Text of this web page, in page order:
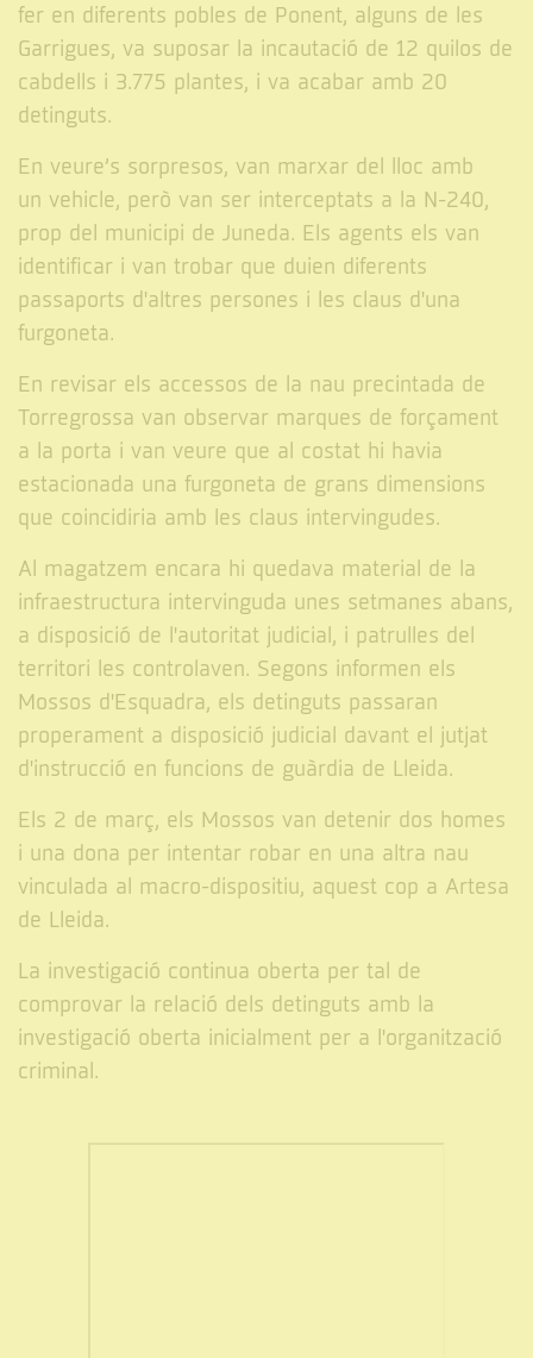
fer en diferents pobles de Ponent, alguns de les
Garrigues, va suposar la incautació de 12 quilos de
cabdells i 3.775 plantes, i va acabar amb 20
detinguts.
En veure’s sorpresos, van marxar del lloc amb
un vehicle, però van ser interceptats a la N-240,
prop del municipi de Juneda. Els agents els van
identificar i van trobar que duien diferents
passaports d'altres persones i les claus d'una
furgoneta.
En revisar els accessos de la nau precintada de
Torregrossa van observar marques de forçament
a la porta i van veure que al costat hi havia
estacionada una furgoneta de grans dimensions
que coincidiria amb les claus intervingudes.
Al magatzem encara hi quedava material de la
infraestructura intervinguda unes setmanes abans,
a disposició de l'autoritat judicial, i patrulles del
territori les controlaven. Segons informen els
Mossos d'Esquadra, els detinguts passaran
properament a disposició judicial davant el jutjat
d'instrucció en funcions de guàrdia de Lleida.
Els 2 de març, els Mossos van detenir dos homes
i una dona per intentar robar en una altra nau
vinculada al macro-dispositiu, aquest cop a Artesa
de Lleida.
La investigació continua oberta per tal de
comprovar la relació dels detinguts amb la
investigació oberta inicialment per a l'organització
criminal.